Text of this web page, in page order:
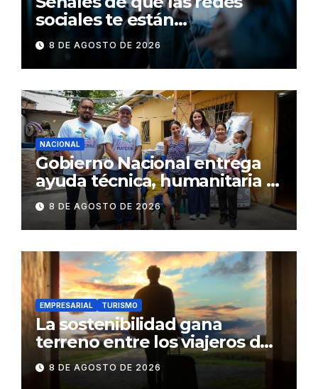
sociales te están
consumiendo
8 DE AGOSTO DE 2026
NACIONAL
Gobierno Nacional entrega
ayuda técnica, humanitaria y
Bono Joaquín Gallegos Lara a
familia en situación de
vulnerabilidad
8 DE AGOSTO DE 2026
EMPRESARIAL TURISMO
La sostenibilidad gana
terreno entre los viajeros de
negocios
8 DE AGOSTO DE 2026